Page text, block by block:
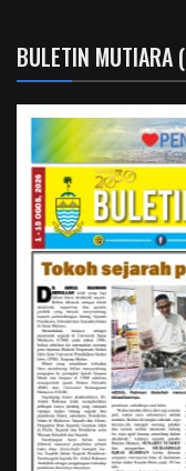
BULETIN MUTIARA